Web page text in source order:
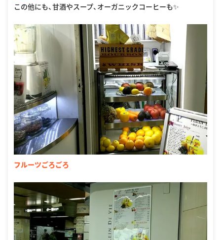
この他にも、甘酒やスープ、オーガニックコーヒーも✨
フルーツごろごろ